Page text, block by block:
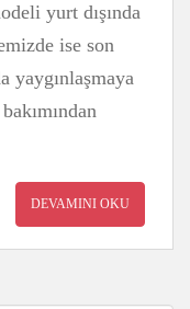
yurt dışında
ise son
yaygınlaşmaya
DEVAMINI OKU